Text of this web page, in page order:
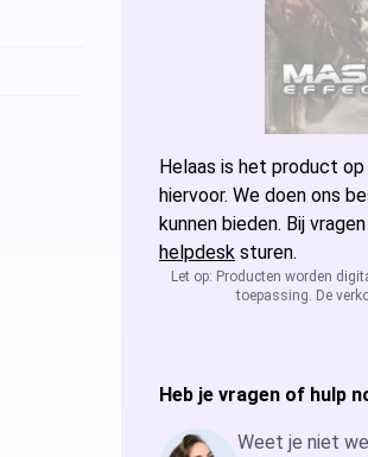
Microsoft
Microsoft
Microsoft
Microsoft
Microsoft
Windows Server Windows
Windows
Windows
Windows
SQL Server Microsoft
Microsoft
Helaas is het product
hiervoor. We doen ons
kunnen bieden. Bij
helpdesk sturen.
Let op: Producten worden
toepassing. De
Heb je vragen of hulp
Weet je niet